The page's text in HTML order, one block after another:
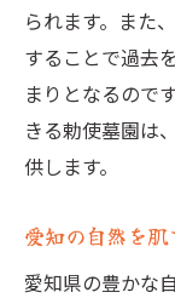
られます。また
することで過去
まりとなるので
きる勅使墓園は
供します。
愛知の自然を
愛知県の豊かな